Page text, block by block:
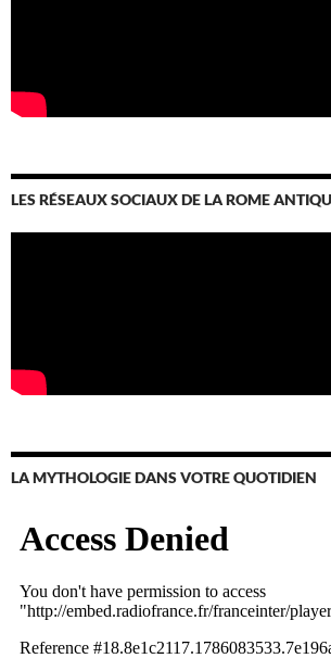
LES RÉSEAUX SOCIAUX DE LA ROME
LA MYTHOLOGIE DANS VOTRE QUOTIDIEN